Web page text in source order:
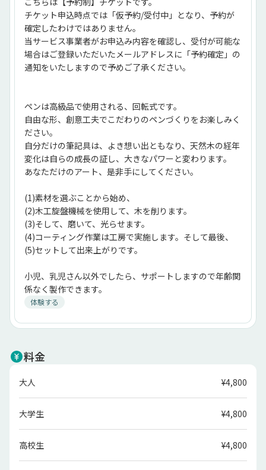
チケット申込時点では「仮予約/受付中」となり、予約が
確定したわけではありません。
当サービス事業者がお申込み内容を確認し、受付が可能な
場合はご登録いただいたメールアドレスに「予約確定」の
通知をいたしますので予めご了承ください。
ペンは高級品で使用される、回転式です。
自由な形、創意工夫でこだわりのペンづくりをお楽しみく
ださい。
自分だけの筆記具は、よき想い出ともなり、天然木の経年
変化は自らの成長の証し、大きなパワーと変わります。
あなただけのアート、是非手にしてください。
(1)素材を選ぶことから始め、
(2)木工旋盤機械を使用して、木を削ります。
(3)そして、磨いて、光らせます。
(4)コーティング作業は工房で実施します。そして最後、
(5)セットして出来上がりです。
小児、乳児さん以外でしたら、サポートしますので年齢関
係なく製作できます。
体験する
料金
大人 ¥4,800
大学生 ¥4,800
高校生 ¥4,800